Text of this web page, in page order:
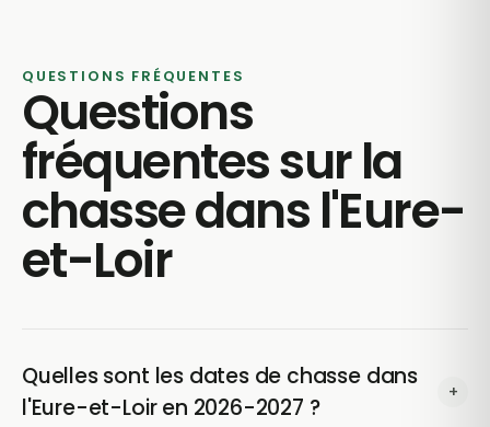
QUESTIONS FRÉQUENTES
Questions
fréquentes sur la
chasse dans l'Eure-
et-Loir
Quelles sont les dates de chasse dans
l'Eure-et-Loir en 2026-2027 ?
+